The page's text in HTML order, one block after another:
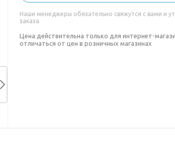
Наши менеджеры обязательно свяжутся с вами и
заказа
Цена действительна только для интернет-
отличаться от цен в розничных магазинах